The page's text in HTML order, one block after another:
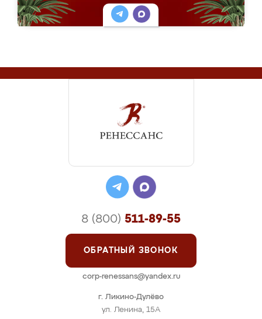
г. Ликино-Дулёво
ул. Ленина, 15А
8 (800) 511-89-55
ОБРАТНЫЙ ЗВОНОК
corp-renessans@yandex.ru